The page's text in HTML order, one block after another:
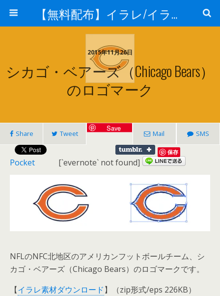
【無料配布】イラレ/イラストレーター/ベクトル パスデータ保管庫【ai・eps 商用可能ベクター素材】
2015年11月26日
シカゴ・ベアーズ（Chicago Bears）
のロゴマーク
Share Tweet
Save
Mail SMS
保存
Pocket [`evernote` not found]
NFLのNFC北地区のアメリカンフットボールチーム、シ
カゴ・ベアーズ（Chicago Bears）のロゴマークです。
【イラレ素材ダウンロード】（zip形式/eps 226KB）